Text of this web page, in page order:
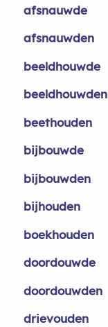
afsnauwde
afsnauwden
beeldhouwde
beeldhouwden
beethouden
bijbouwde
bijbouwden
bijhouden
boekhouden
doordouwde
doordouwden
drievouden